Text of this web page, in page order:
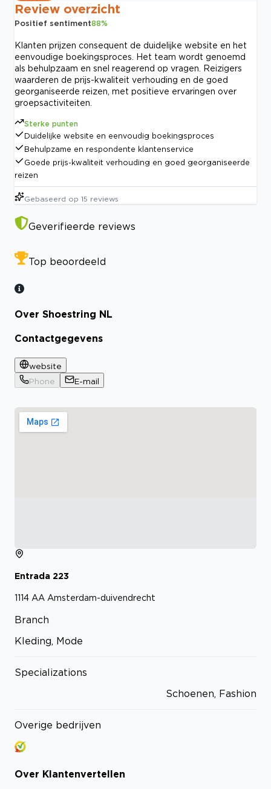
Review overzicht
Positief sentiment88%
Klanten prijzen consequent de duidelijke website en het
eenvoudige boekingsproces. Het team wordt genoemd
als behulpzaam en snel reagerend op vragen. Reizigers
waarderen de prijs-kwaliteit verhouding en de goed
georganiseerde reizen, met positieve ervaringen over
groepsactiviteiten.
Sterke punten
Duidelijke website en eenvoudig boekingsproces
Behulpzame en respondente klantenservice
Goede prijs-kwaliteit verhouding en goed georganiseerde
reizen
Gebaseerd op 15 reviews
Geverifieerde reviews
Top beoordeeld
Over Shoestring NL
Contactgegevens
website
Phone
E-mail
Entrada 223
1114 AA Amsterdam-duivendrecht
Branch
Kleding, Mode
Specializations
Schoenen, Fashion
Overige bedrijven
Over Klantenvertellen